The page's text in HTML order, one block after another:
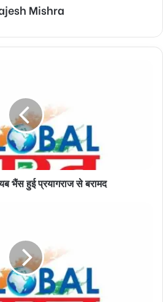
Mishra
भैंस हुई प्रयागराज से बरामद